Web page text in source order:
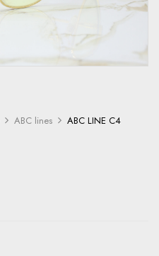
ABC lines ABC LINE C4